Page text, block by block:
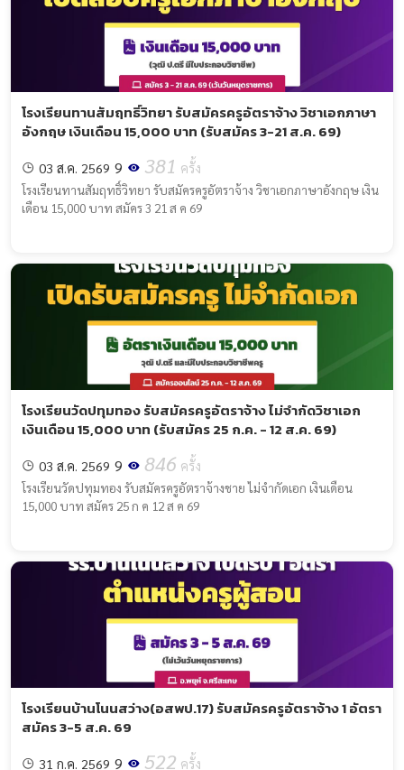
โรงเรียนทานสัมฤทธิ์วิทยา รับสมัครครูอัตราจ้าง วิชาเอกภาษา
อังกฤษ เงินเดือน 15,000 บาท (รับสมัคร 3-21 ส.ค. 69)
03 ส.ค. 2569 9 381 ครั้ง
โรงเรียนทานสัมฤทธิ์วิทยา รับสมัครครูอัตราจ้าง วิชาเอกภาษาอังกฤษ เงิน
เดือน 15,000 บาท สมัคร 3 21 ส ค 69
โรงเรียนวัดปทุมทอง รับสมัครครูอัตราจ้าง ไม่จำกัดวิชาเอก
เงินเดือน 15,000 บาท (รับสมัคร 25 ก.ค. - 12 ส.ค. 69)
03 ส.ค. 2569 9 846 ครั้ง
โรงเรียนวัดปทุมทอง รับสมัครครูอัตราจ้างชาย ไม่จำกัดเอก เงินเดือน
15,000 บาท สมัคร 25 ก ค 12 ส ค 69
โรงเรียนบ้านโนนสว่าง(อสพป.17) รับสมัครครูอัตราจ้าง 1 อัตรา
สมัคร 3-5 ส.ค. 69
31 ก.ค. 2569 9 522 ครั้ง